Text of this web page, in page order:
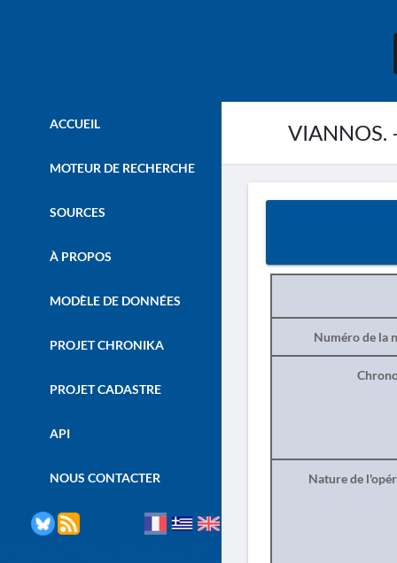
VIANNOS.
ACCUEIL
MOTEUR DE RECHERCHE
SOURCES
À PROPOS
MODÈLE DE DONNÉES
PROJET CHRONIKA
PROJET CADASTRE
API
NOUS CONTACTER
Numéro de la
Nature de